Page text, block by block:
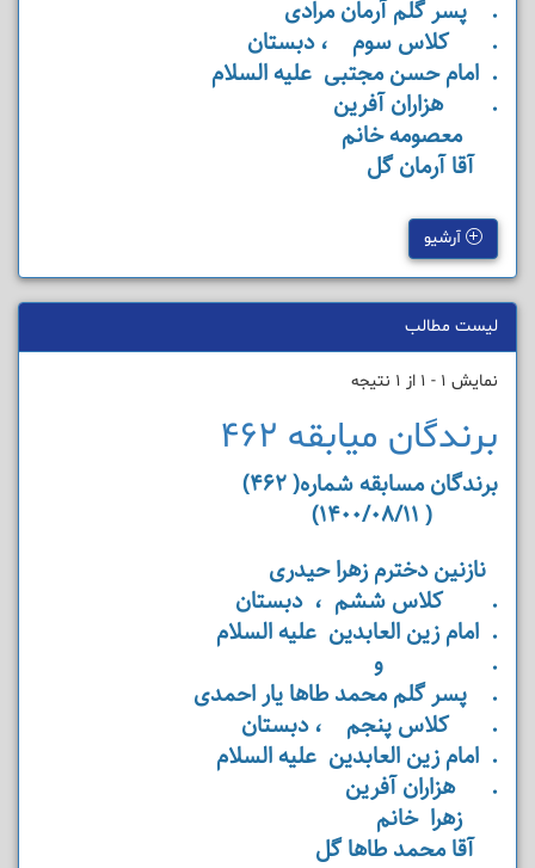
. پسر گلم آرمان مرادی
. کلاس سوم ، دبستان
. امام حسن مجتبی علیه السلام
. هزاران آفرین
معصومه خانم
آقا آرمان گل
آرشیو
لیست مطالب
نمایش 1 - 1 از 1 نتیجه
برندگان میابقه 462
برندگان مسابقه شماره( 462)
( 1400/08/11)
نازنین دخترم زهرا حیدری
. کلاس ششم ، دبستان
. امام زین العابدین علیه السلام
. و
. پسر گلم محمد طاها یار احمدی
. کلاس پنجم ، دبستان
. امام زین العابدین علیه السلام
. هزاران آفرین
زهرا خانم
آقا محمد طاها گل